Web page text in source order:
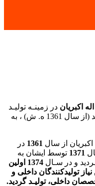
اکبریان در زمینـه تولیـد
ه. ش) ، به
از سال 1361 در
1371 توسط ایشان به
و در سـال 1374 اولین
تولیدکنندگان داخلی و
داخلی، تولیـد گردید.